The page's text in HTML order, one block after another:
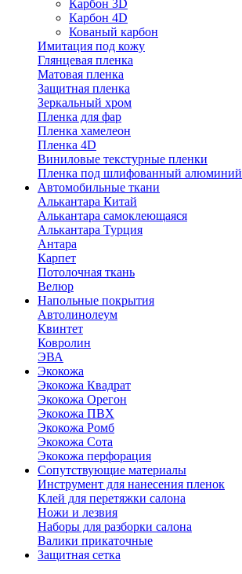
Карбон 3D
Карбон 4D
Кованый карбон
Имитация под кожу
Глянцевая пленка
Матовая пленка
Защитная пленка
Зеркальный хром
Пленка для фар
Пленка хамелеон
Пленка 4D
Виниловые текстурные пленки
Пленка под шлифованный алюминий
Автомобильные ткани
Алькантара Китай
Алькантара самоклеющаяся
Алькантара Турция
Антара
Карпет
Потолочная ткань
Велюр
Напольные покрытия
Автолинолеум
Квинтет
Ковролин
ЭВА
Экокожа
Экокожа Квадрат
Экокожа Орегон
Экокожа ПВХ
Экокожа Ромб
Экокожа Сота
Экокожа перфорация
Сопутствующие материалы
Инструмент для нанесения пленок
Клей для перетяжки салона
Ножи и лезвия
Наборы для разборки салона
Валики прикаточные
Защитная сетка